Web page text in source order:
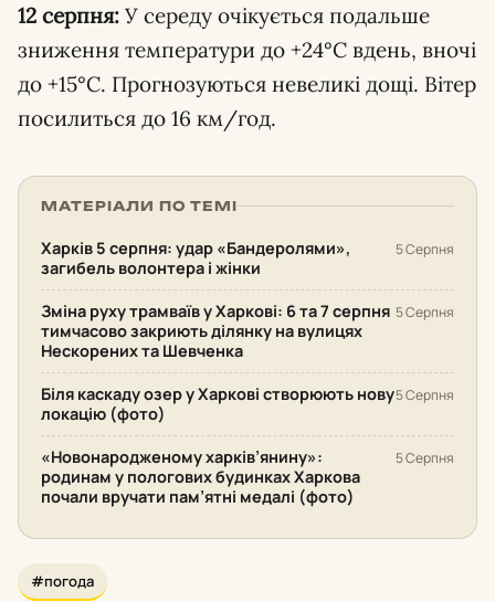
12 серпня: У середу очікується подальше
зниження температури до +24°C вдень, вночі
до +15°C. Прогнозуються невеликі дощі. Вітер
посилиться до 16 км/год.
МАТЕРІАЛИ ПО ТЕМІ
Харків 5 серпня: удар «Бандеролями»,
загибель волонтера і жінки
5 Серпня
Зміна руху трамваїв у Харкові: 6 та 7 серпня
тимчасово закриють ділянку на вулицях
Нескорених та Шевченка
5 Серпня
Біля каскаду озер у Харкові створюють нову
локацію (фото)
5 Серпня
«Новонародженому харків’янину»:
родинам у пологових будинках Харкова
почали вручати пам’ятні медалі (фото)
5 Серпня
#погода